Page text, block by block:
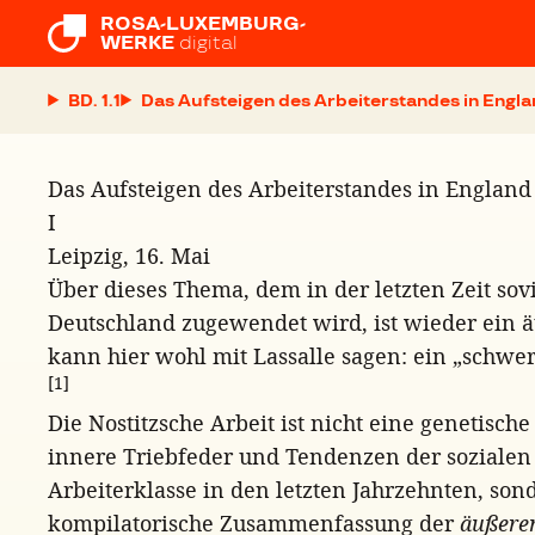
ROSA-LUXEMBURG-
WERKE digital
BD. 1.1 Das Aufsteigen des Arbeiterstandes in
Das Aufsteigen des Arbeiterstandes in England
I
Leipzig, 16. Mai
Über dieses Thema, dem in der letzten Zeit
Deutschland zugewendet wird, ist wieder ein
kann hier wohl mit Lassalle sagen: ein
[1]
Die Nostitzsche Arbeit ist nicht eine
innere Triebfeder und Tendenzen der
Arbeiterklasse in den letzten Jahrzehnten,
kompilatorische Zusammenfassung der